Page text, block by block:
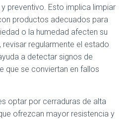
preventivo. Esto implica limpiar
productos adecuados para
o la humedad afecten su
regularmente el estado
a detectar signos de
que se conviertan en fallos
optar por cerraduras de alta
ofrezcan mayor resistencia y